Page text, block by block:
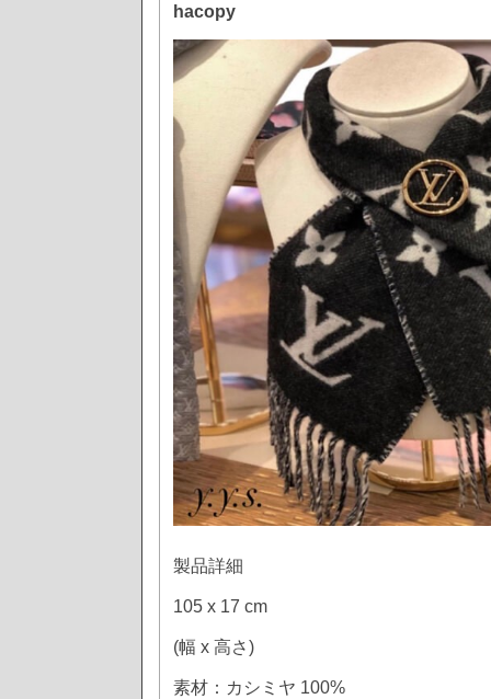
hacopy
製品詳細
105 x 17 cm
(幅 x 高さ)
素材：カシミヤ 100%